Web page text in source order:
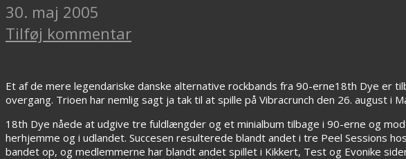
30. maj 2005
Tilføj kommentar
Et af de mere legendariske danske alternative rockbands fra 90-erne18th Dye er
overgang. Trioen har nemlig sagt ja tak til at spille på Vibracrunch den 26. august i
18th Dye nåede at udgive tre fuldlængder og et minialbum tilbage i 90-erne og
herhjemme og i udlandet. Succesen resulterede blandt andet i tre Peel Sessions
bandet op, og medlemmerne har blandt andet spillet i Kikkert, Test og Evonike